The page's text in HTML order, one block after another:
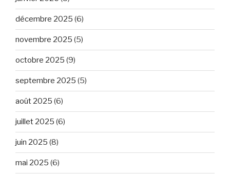
décembre 2025 (6)
novembre 2025 (5)
octobre 2025 (9)
septembre 2025 (5)
août 2025 (6)
juillet 2025 (6)
juin 2025 (8)
mai 2025 (6)